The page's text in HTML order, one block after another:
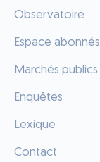
Observatoire
Espace abonnés
Marchés publics
Enquêtes
Lexique
Contact